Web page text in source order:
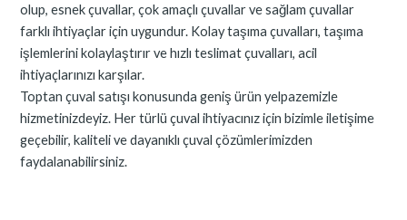
olup, esnek çuvallar, çok amaçlı çuvallar ve sağlam çuvallar
farklı ihtiyaçlar için uygundur. Kolay taşıma çuvalları, taşıma
işlemlerini kolaylaştırır ve hızlı teslimat çuvalları, acil
ihtiyaçlarınızı karşılar.
Toptan çuval satışı konusunda geniş ürün yelpazemizle
hizmetinizdeyiz. Her türlü çuval ihtiyacınız için bizimle iletişime
geçebilir, kaliteli ve dayanıklı çuval çözümlerimizden
faydalanabilirsiniz.